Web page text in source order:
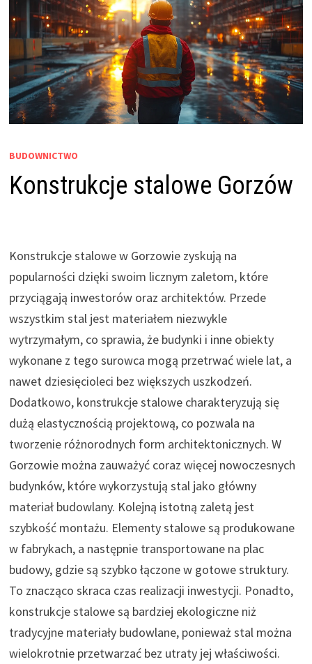
BUDOWNICTWO
Konstrukcje stalowe Gorzów
Konstrukcje stalowe w Gorzowie zyskują na
popularności dzięki swoim licznym zaletom, które
przyciągają inwestorów oraz architektów. Przede
wszystkim stal jest materiałem niezwykle
wytrzymałym, co sprawia, że budynki i inne obiekty
wykonane z tego surowca mogą przetrwać wiele lat, a
nawet dziesięcioleci bez większych uszkodzeń.
Dodatkowo, konstrukcje stalowe charakteryzują się
dużą elastycznością projektową, co pozwala na
tworzenie różnorodnych form architektonicznych. W
Gorzowie można zauważyć coraz więcej nowoczesnych
budynków, które wykorzystują stal jako główny
materiał budowlany. Kolejną istotną zaletą jest
szybkość montażu. Elementy stalowe są produkowane
w fabrykach, a następnie transportowane na plac
budowy, gdzie są szybko łączone w gotowe struktury.
To znacząco skraca czas realizacji inwestycji. Ponadto,
konstrukcje stalowe są bardziej ekologiczne niż
tradycyjne materiały budowlane, ponieważ stal można
wielokrotnie przetwarzać bez utraty jej właściwości.